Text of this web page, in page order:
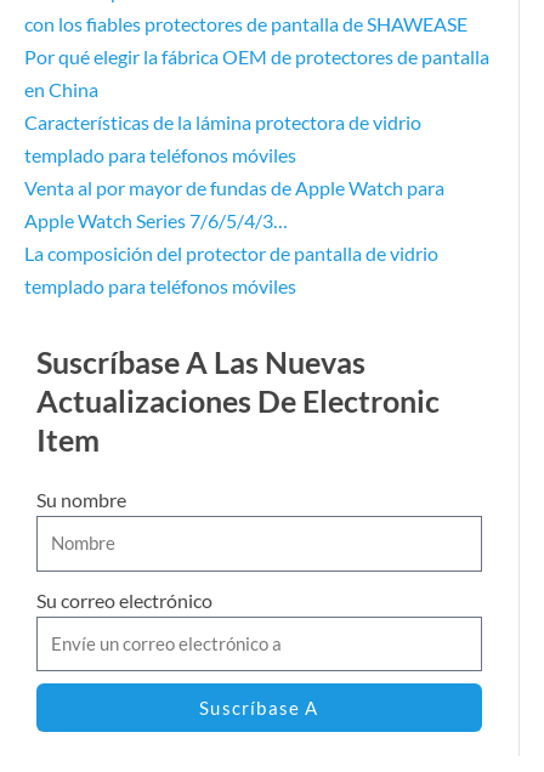
con los fiables protectores de pantalla de SHAWEASE
Por qué elegir la fábrica OEM de protectores de pantalla
en China
Características de la lámina protectora de vidrio
templado para teléfonos móviles
Venta al por mayor de fundas de Apple Watch para
Apple Watch Series 7/6/5/4/3…
La composición del protector de pantalla de vidrio
templado para teléfonos móviles
Suscríbase A Las Nuevas
Actualizaciones De Electronic
Item
Su nombre
Su correo electrónico
Suscríbase A